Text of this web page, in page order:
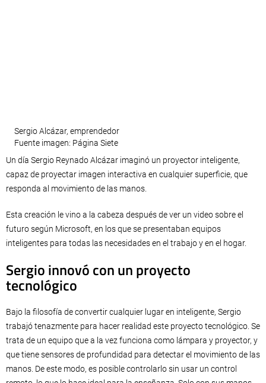
Sergio Alcázar, emprendedor
Fuente imagen: Página Siete
Un día Sergio Reynado Alcázar imaginó un proyector inteligente,
capaz de proyectar imagen interactiva en cualquier superficie, que
responda al movimiento de las manos.
Esta creación le vino a la cabeza después de ver un video sobre el
futuro según Microsoft, en los que se presentaban equipos
inteligentes para todas las necesidades en el trabajo y en el hogar.
Sergio innovó con un proyecto
tecnológico
Bajo la filosofía de convertir cualquier lugar en inteligente, Sergio
trabajó tenazmente para hacer realidad este proyecto tecnológico. Se
trata de un equipo que a la vez funciona como lámpara y proyector, y
que tiene sensores de profundidad para detectar el movimiento de las
manos. De este modo, es posible controlarlo sin usar un control